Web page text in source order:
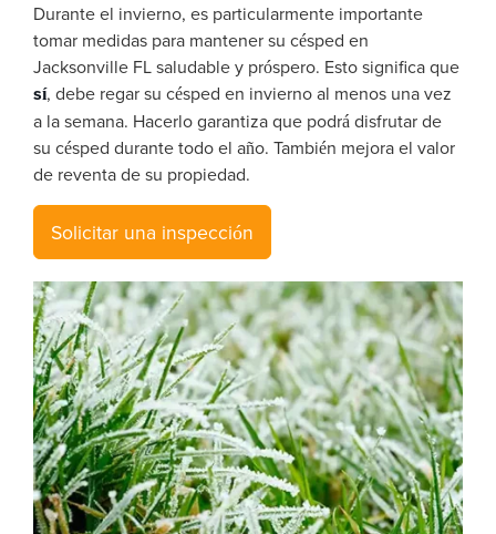
Durante el invierno, es particularmente importante
tomar medidas para mantener su césped en
Jacksonville FL saludable y próspero. Esto significa que
sí, debe regar su césped en invierno al menos una vez
a la semana. Hacerlo garantiza que podrá disfrutar de
su césped durante todo el año. También mejora el valor
de reventa de su propiedad.
Solicitar una inspección